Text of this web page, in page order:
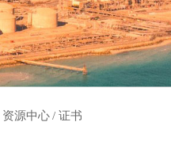
资源中心 / 证书